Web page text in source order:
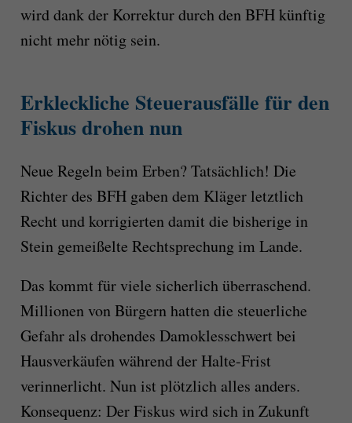
wird dank der Korrektur durch den BFH künftig
nicht mehr nötig sein.
Erkleckliche Steuerausfälle für den
Fiskus drohen nun
Neue Regeln beim Erben? Tatsächlich! Die
Richter des BFH gaben dem Kläger letztlich
Recht und korrigierten damit die bisherige in
Stein gemeißelte Rechtsprechung im Lande.
Das kommt für viele sicherlich überraschend.
Millionen von Bürgern hatten die steuerliche
Gefahr als drohendes Damoklesschwert bei
Hausverkäufen während der Halte-Frist
verinnerlicht. Nun ist plötzlich alles anders.
Konsequenz: Der Fiskus wird sich in Zukunft